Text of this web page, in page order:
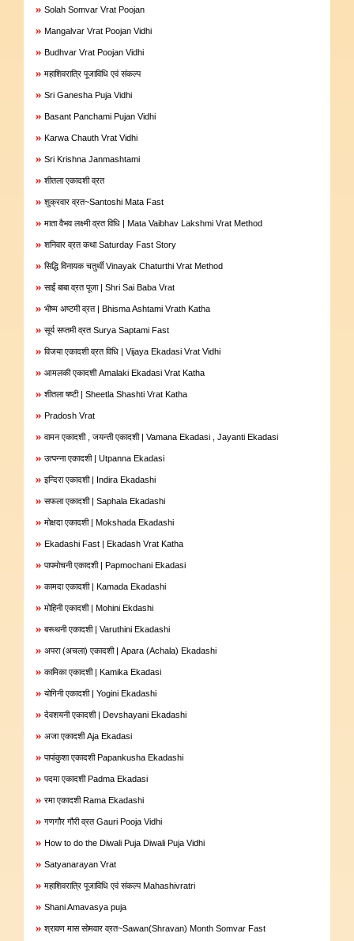
» Solah Somvar Vrat Poojan
» Mangalvar Vrat Poojan Vidhi
» Budhvar Vrat Poojan Vidhi
» महाशिवरात्रि पूजाविधि एवं संकल्प
» Sri Ganesha Puja Vidhi
» Basant Panchami Pujan Vidhi
» Karwa Chauth Vrat Vidhi
» Sri Krishna Janmashtami
» शीतला एकादशी व्रत
» शुक्रवार व्रत~Santoshi Mata Fast
» माता वैभव लक्ष्मी व्रत विधि | Mata Vaibhav Lakshmi Vrat Method
» शनिवार व्रत कथा Saturday Fast Story
» सिद्धि विनायक चतुर्थी Vinayak Chaturthi Vrat Method
» साईं बाबा व्रत पूजा | Shri Sai Baba Vrat
» भीष्म अष्टमी व्रत | Bhisma Ashtami Vrath Katha
» सूर्य सप्तमी व्रत Surya Saptami Fast
» विजया एकादशी व्रत विधि | Vijaya Ekadasi Vrat Vidhi
» आमलकी एकादशी Amalaki Ekadasi Vrat Katha
» शीतला षष्टी | Sheetla Shashti Vrat Katha
» Pradosh Vrat
» वामन एकादशी , जयन्ती एकादशी | Vamana Ekadasi , Jayanti Ekadasi
» उत्पन्ना एकादशी | Utpanna Ekadasi
» इन्दिरा एकादशी | Indira Ekadashi
» सफला एकादशी | Saphala Ekadashi
» मोक्षदा एकादशी | Mokshada Ekadashi
» Ekadashi Fast | Ekadash Vrat Katha
» पापमोचनी एकादशी | Papmochani Ekadasi
» कामदा एकादशी | Kamada Ekadashi
» मोहिनी एकादशी | Mohini Ekdashi
» बरूथनी एकादशी | Varuthini Ekadashi
» अपरा (अचला) एकादशी | Apara (Achala) Ekadashi
» कामिका एकादशी | Kamika Ekadasi
» योगिनी एकादशी | Yogini Ekadashi
» देवशयनी एकादशी | Devshayani Ekadashi
» अजा एकादशी Aja Ekadasi
» पापांकुशा एकादशी Papankusha Ekadashi
» पदमा एकादशी Padma Ekadasi
» रमा एकादशी Rama Ekadashi
» गणगौर गौरी व्रत Gauri Pooja Vidhi
» How to do the Diwali Puja Diwali Puja Vidhi
» Satyanarayan Vrat
» महाशिवरात्रि पूजाविधि एवं संकल्प Mahashivratri
» Shani Amavasya puja
» श्रावण मास सोमवार व्रत~Sawan(Shravan) Month Somvar Fast